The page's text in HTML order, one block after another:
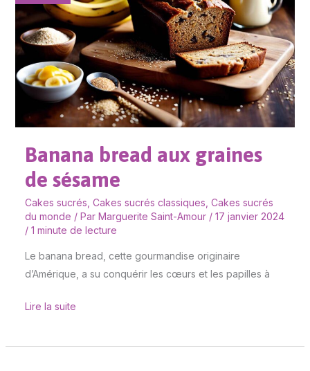
Banana bread aux graines
de sésame
Cakes sucrés Cakes sucrés classiques Cakes sucrés
du monde / Par Marguerite Saint-Amour / 17 janvier 2024
/ 1 minute de lecture
Le banana bread, cette gourmandise originaire
d’Amérique, a su conquérir les cœurs et les papilles à
graines
de
sésame
Lire la suite